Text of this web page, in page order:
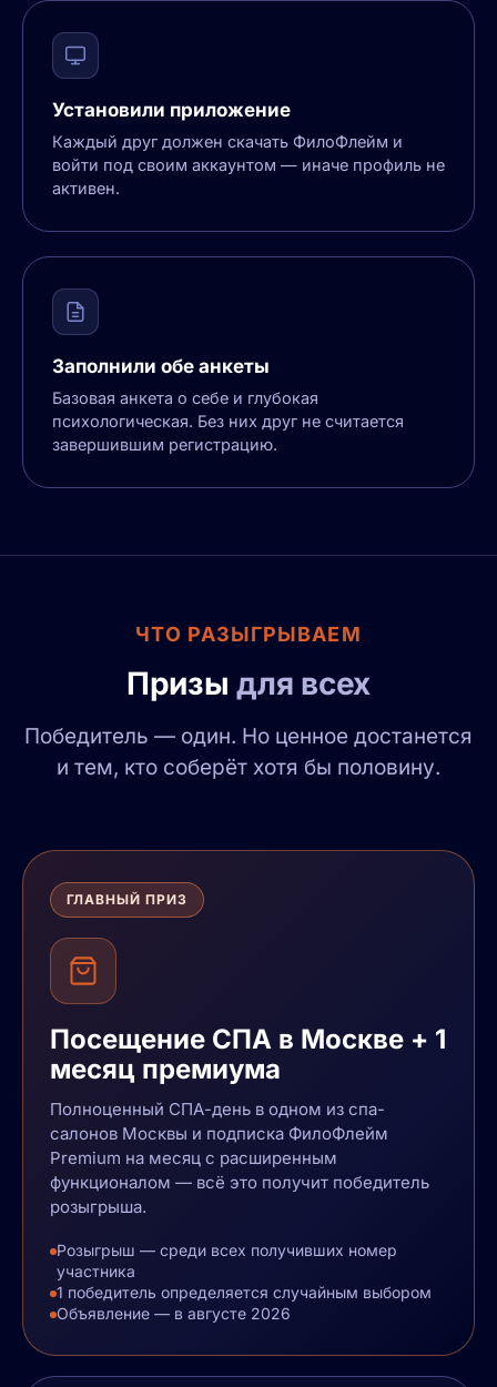
Установили приложение
Каждый друг должен скачать ФилоФлейм и
войти под своим аккаунтом — иначе профиль не
активен.
Заполнили обе анкеты
Базовая анкета о себе и глубокая
психологическая. Без них друг не считается
завершившим регистрацию.
ЧТО РАЗЫГРЫВАЕМ
Призыдля всех
Победитель — один. Но ценное достанется
и тем, кто соберёт хотя бы половину.
ГЛАВНЫЙ ПРИЗ
Посещение СПА в Москве + 1
месяц премиума
Полноценный СПА-день в одном из спа-
салонов Москвы и подписка ФилоФлейм
Premium на месяц с расширенным
функционалом — всё это получит победитель
розыгрыша.
Розыгрыш — среди всех получивших номер
участника
1 победитель определяется случайным выбором
Объявление — в августе 2026